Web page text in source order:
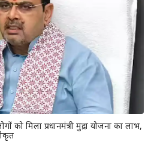
को मिला प्रधानमंत्री मुद्रा योजना का लाभ,